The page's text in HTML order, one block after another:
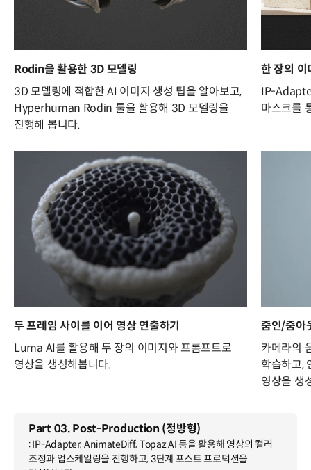
Rodin을 활용한 3D 모델링
3D 모델링에 적합한 AI 이미지 생성 팁을 알아보고,
Hyperhuman Rodin 툴을 활용해 3D 모델링을
진행해 봅니다.
한 장의 이
IP-
마스크를
두 프레임 사이를 이어 영상 연출하기
Luma AI를 활용해 두 장의 이미지와 프롬프트로
영상을 생성해봅니다.
줌인/줌아
카메라의
학습하고,
영상을 생
Part 03. Post-Production (정방형)
: IP-Adapter, AnimateDiff, Topaz AI 등을 활용해 영상의 컬러
조정과 업스케일링을 진행하고, 3단계 포스트 프로덕션을